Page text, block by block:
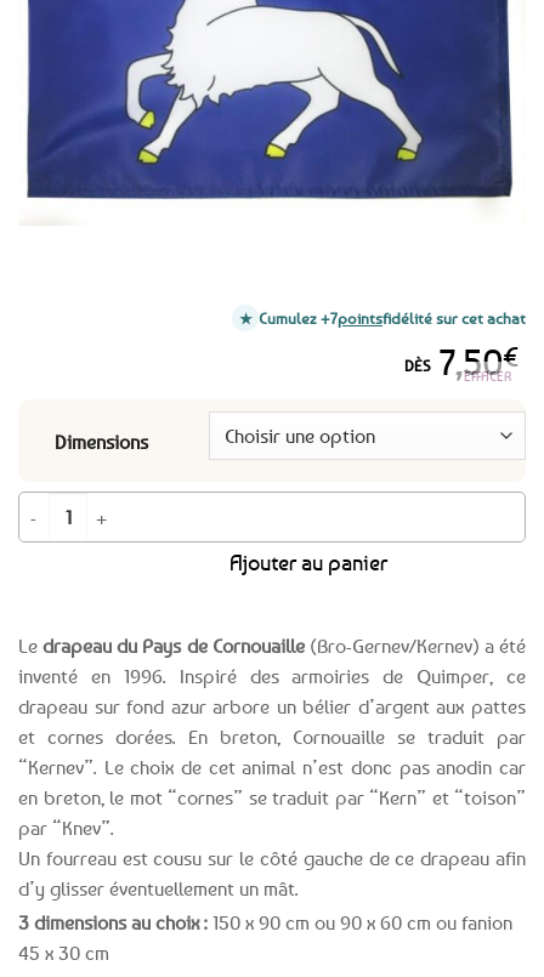
Le drapeau du Pays de Cornouaille(Bro-Gernev/Kernev) a été
inventé en 1996. Inspiré des armoiries de Quimper, ce
drapeau sur fond azur arbore un bélier d’argent aux pattes
et cornes dorées. En breton, Cornouaille se traduit par
“Kernev”. Le choix de cet animal n’est donc pas anodin car
en breton, le mot “cornes” se traduit par “Kern” et “toison”
par “Knev”.
Un fourreau est cousu sur le côté gauche de ce drapeau afin
d’y glisser éventuellement un mât.
3 dimensions au choix : 150 x 90 cm ou 90 x 60 cm ou fanion
45 x 30 cm
DÈS 7,50€
Dimensions
EFFACER
quantité de Drapeau de Cornouaille - 3 formats au choix
Ajouter au panier
Cumulez +7pointsfidélité sur cet achat